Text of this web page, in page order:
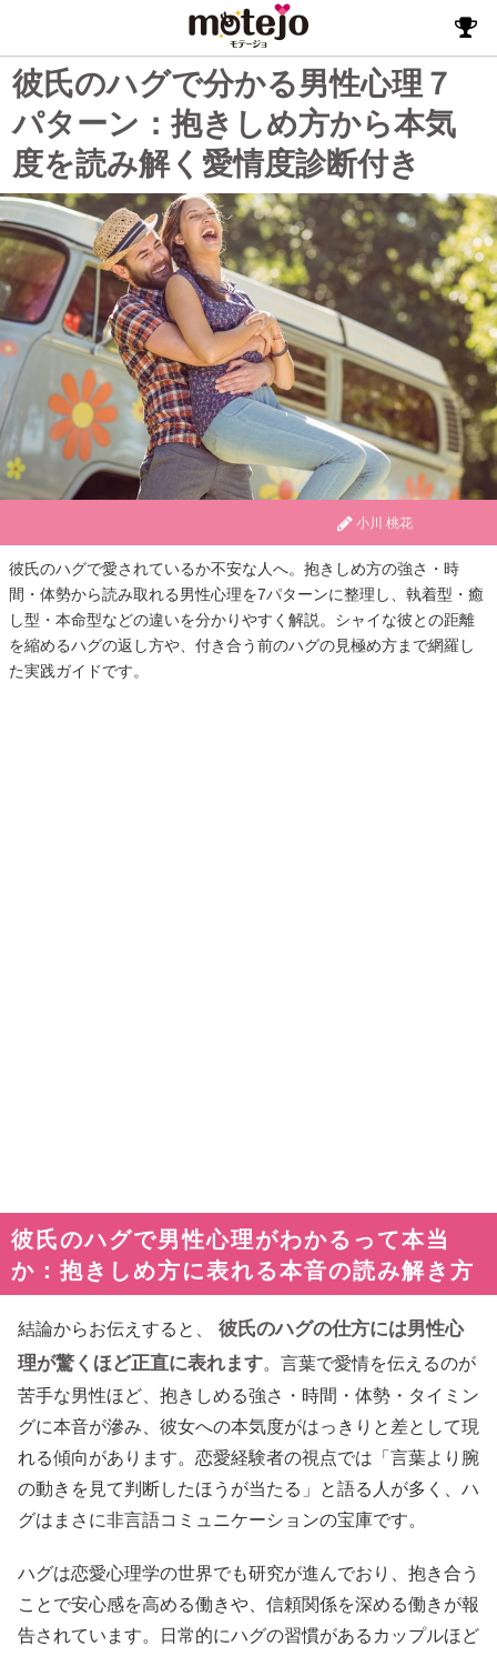
彼氏のハグで分かる男性心理７
パターン：抱きしめ方から本気
度を読み解く愛情度診断付き
小川 桃花
彼氏のハグで愛されているか不安な人へ。抱きしめ方の強さ・時
間・体勢から読み取れる男性心理を7パターンに整理し、執着型・癒
し型・本命型などの違いを分かりやすく解説。シャイな彼との距離
を縮めるハグの返し方や、付き合う前のハグの見極め方まで網羅し
た実践ガイドです。
彼氏のハグで男性心理がわかるって本当
か：抱きしめ方に表れる本音の読み解き方
結論からお伝えすると、
彼氏のハグの仕方には男性心
理が驚くほど正直に表れます。言葉で愛情を伝えるのが
苦手な男性ほど、抱きしめる強さ・時間・体勢・タイミン
グに本音が滲み、彼女への本気度がはっきりと差として現
れる傾向があります。恋愛経験者の視点では「言葉より腕
の動きを見て判断したほうが当たる」と語る人が多く、ハ
グはまさに非言語コミュニケーションの宝庫です。
ハグは恋愛心理学の世界でも研究が進んでおり、抱き合う
ことで安心感を高める働きや、信頼関係を深める働きが報
告されています。日常的にハグの習慣があるカップルほど